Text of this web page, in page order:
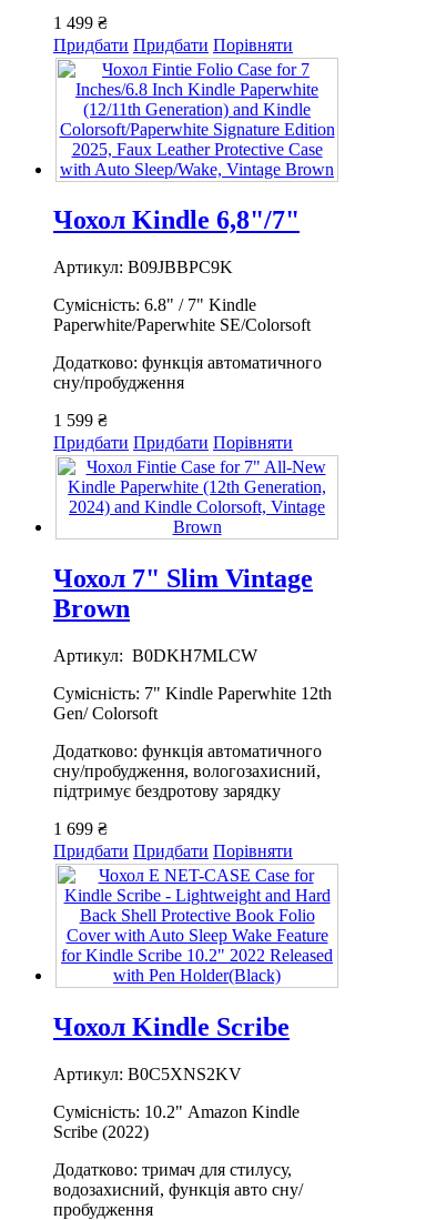
1 499 ₴
Придбати Придбати Порівняти
Чохол Kindle 6,8"/7"
Артикул: B09JBBPC9K
Сумісність: 6.8" / 7" Kindle
Paperwhite/Paperwhite SE/Colorsoft
Додатково: функція автоматичного
сну/пробудження
1 599 ₴
Придбати Придбати Порівняти
Чохол 7" Slim Vintage
Brown
Артикул: B0DKH7MLCW
Сумісність: 7" Kindle Paperwhite 12th
Gen/ Colorsoft
Додатково: функція автоматичного
сну/пробудження, вологозахисний,
підтримує бездротову зарядку
1 699 ₴
Придбати Придбати Порівняти
Чохол Kindle Scribe
Артикул: B0C5XNS2KV
Сумісність: 10.2" Amazon Kindle
Scribe (2022)
Додатково: тримач для стилусу,
водозахисний, функція авто сну/
пробудження